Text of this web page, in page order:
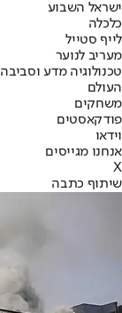
ישראל השבוע
כלכלה
לייף סטייל
מעריב לנוער
טכנולוגיה מדע וסביבה
העולם
משחקים
פודקאסטים
וידאו
אנחנו מגייסים
X
שיתוף כתבה